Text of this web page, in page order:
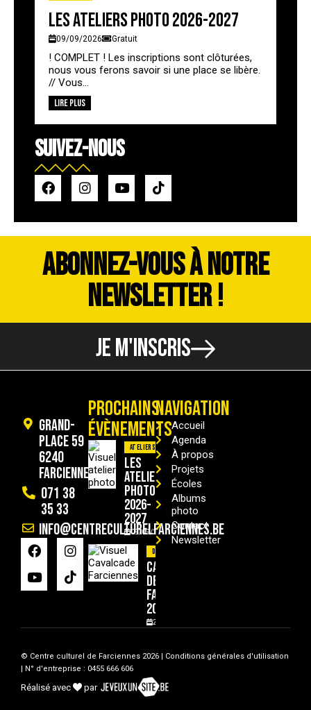
Les ateliers photo 2026-2027
09/09/2026 Gratuit
! COMPLET ! Les inscriptions sont clôturées,
nous vous ferons savoir si une place se libère.
// Vous...
Lire plus
SUIVEZ-NOUS
ABONNEZ-VOUS À NOTRE
NEWSLETTER !
JE M'INSCRIS
Grand-
Place 59
6240
Farciennes
071 38
35 33
info@centreculturelfarciennes.be
PROCHAINS
ÉVÈNEMENTS
Ateliers
Les
ateliers
photo
2026-
2027
09/09/2026
Divers
Cavalcade
de
Farciennes
2026
29/08/2026
NAVIGATION
Accueil
Agenda
À propos
Projets
Écoles
Albums
photo
Contact
Newsletter
© Centre culturel de Farciennes 2026 | Conditions générales d'utilisation
| N° d'entreprise : 0455 666 606
Réalisé avec par